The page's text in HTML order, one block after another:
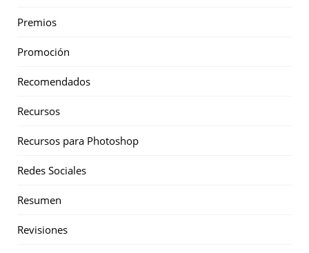
Premios
Promoción
Recomendados
Recursos
Recursos para Photoshop
Redes Sociales
Resumen
Revisiones